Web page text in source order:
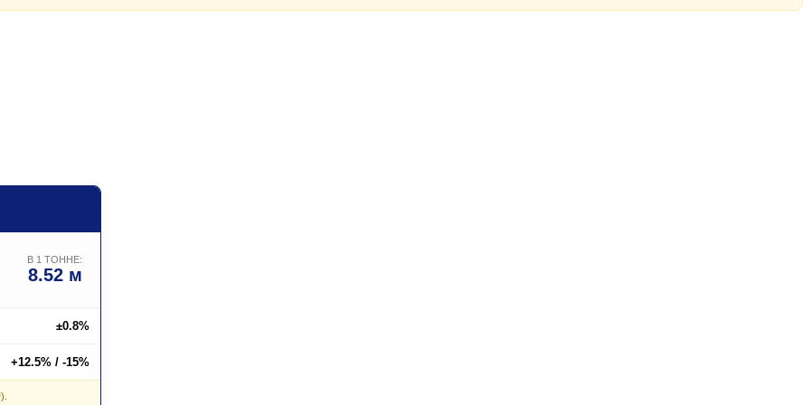
В 1 ТОННЕ:
8.52 м
±0.8%
+12.5% / -15%